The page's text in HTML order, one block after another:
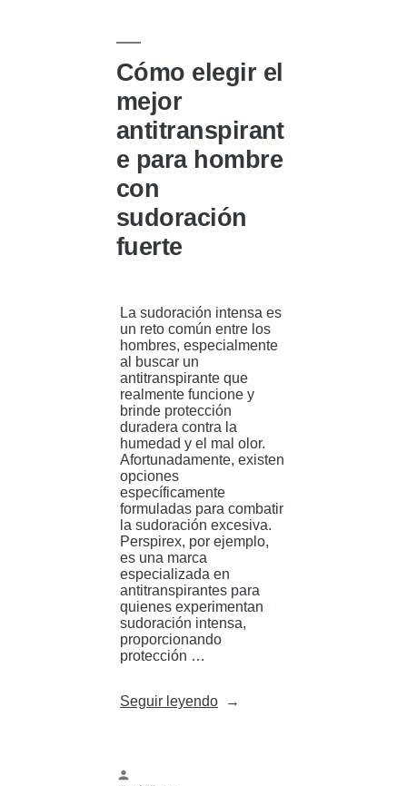
Cómo elegir el
mejor
antitranspirant
e para hombre
con
sudoración
fuerte
La sudoración intensa es
un reto común entre los
hombres, especialmente
al buscar un
antitranspirante que
realmente funcione y
brinde protección
duradera contra la
humedad y el mal olor.
Afortunadamente, existen
opciones
específicamente
formuladas para combatir
la sudoración excesiva.
Perspirex, por ejemplo,
es una marca
especializada en
antitranspirantes para
quienes experimentan
sudoración intensa,
proporcionando
protección …
Seguir leyendo«Cómo